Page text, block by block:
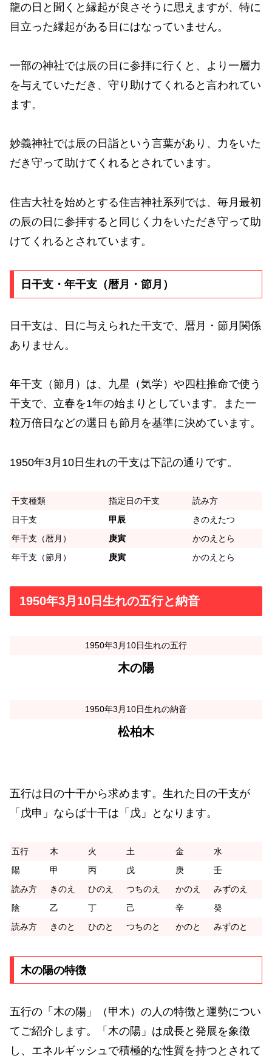
龍の日と聞くと縁起が良さそうに思えますが、特に
目立った縁起がある日にはなっていません。
一部の神社では辰の日に参拝に行くと、より一層力
を与えていただき、守り助けてくれると言われてい
ます。
妙義神社では辰の日詣という言葉があり、力をいた
だき守って助けてくれるとされています。
住吉大社を始めとする住吉神社系列では、毎月最初
の辰の日に参拝すると同じく力をいただき守って助
けてくれるとされています。
日干支・年干支（暦月・節月）
日干支は、日に与えられた干支で、暦月・節月関係
ありません。
年干支（節月）は、九星（気学）や四柱推命で使う
干支で、立春を1年の始まりとしています。また一
粒万倍日などの選日も節月を基準に決めています。
1950年3月10日生れの干支は下記の通りです。
干支種類 指定日の干支
読み方
日干支
甲辰
きのえたつ
年干支（暦月）
庚寅
かのえとら
年干支（節月）
庚寅 かのえとら
1950年3月10日生れの五行と納音
1950年3月10日生れの五行
木の陽
1950年3月10日生れの納音
松柏木
五行は日の十干から求めます。生れた日の干支が
「戊申」ならば十干は「戊」となります。
五行 木 火 土 金
水
陽
甲 丙 戊 庚
壬
読み方
きのえ ひのえ つちのえ かのえ
みずのえ
陰
乙 丁 己 辛
癸
読み方
きのと ひのと つちのと かのと みずのと
木の陽の特徴
五行の「木の陽」（甲木）の人の特徴と運勢につい
てご紹介します。「木の陽」は成長と発展を象徴
し、エネルギッシュで積極的な性質を持つとされて